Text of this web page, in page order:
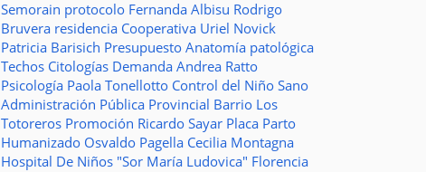
Semorain protocolo Fernanda Albisu Rodrigo
Bruvera residencia Cooperativa Uriel Novick
Patricia Barisich Presupuesto Anatomía patológica
Techos Citologías Demanda Andrea Ratto
Psicología Paola Tonellotto Control del Niño Sano
Administración Pública Provincial Barrio Los
Totoreros Promoción Ricardo Sayar Placa Parto
Humanizado Osvaldo Pagella Cecilia Montagna
Hospital De Niños "Sor María Ludovica" Florencia